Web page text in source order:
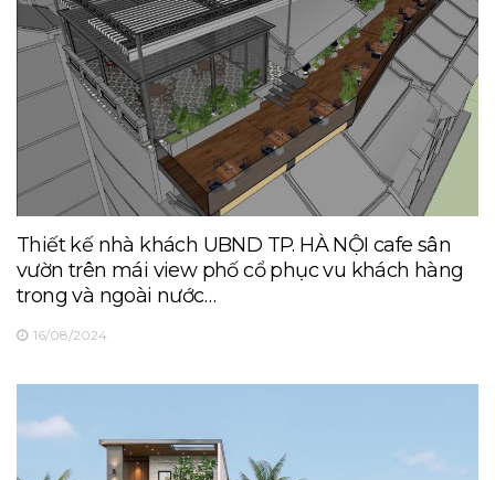
Thiết kế nhà khách UBND TP. HÀ NỘI cafe sân
vườn trên mái view phố cổ phục vu khách hàng
trong và ngoài nước…
16/08/2024